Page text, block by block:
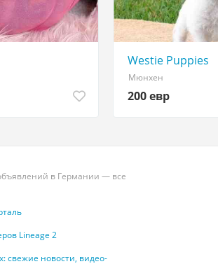
Westie Puppies
Мюнхен
200 евр
в Германии — все
Lineage 2
свежие новости, видео-